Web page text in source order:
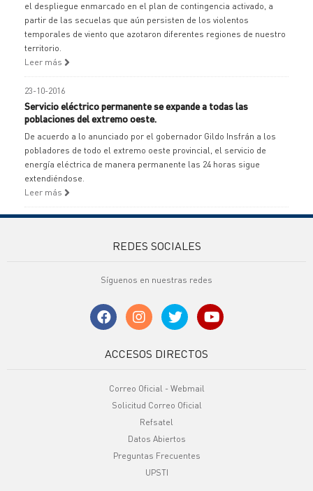
el despliegue enmarcado en el plan de contingencia activado, a
partir de las secuelas que aún persisten de los violentos
temporales de viento que azotaron diferentes regiones de nuestro
territorio.
Leer más
23-10-2016
Servicio eléctrico permanente se expande a todas las
poblaciones del extremo oeste.
De acuerdo a lo anunciado por el gobernador Gildo Insfrán a los
pobladores de todo el extremo oeste provincial, el servicio de
energía eléctrica de manera permanente las 24 horas sigue
extendiéndose.
Leer más
REDES SOCIALES
Síguenos en nuestras redes
ACCESOS DIRECTOS
Correo Oficial - Webmail
Solicitud Correo Oficial
Refsatel
Datos Abiertos
Preguntas Frecuentes
UPSTI